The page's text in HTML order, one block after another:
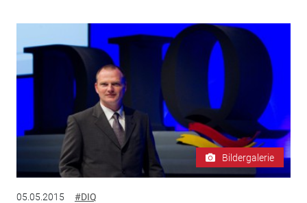
Bildergalerie
05.05.2015 #DIQ